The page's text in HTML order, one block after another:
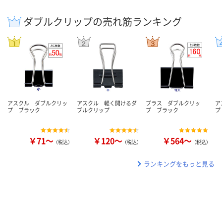
ダブルクリップの売れ筋ランキング
アスクル ダブルクリッ
プ ブラック
￥71～ （税込）
アスクル 軽く開けるダ
ブルクリップ
￥120～ （税込）
プラス ダブルクリッ
プ ブラック
￥564～ （税込）
ランキングをもっと見る